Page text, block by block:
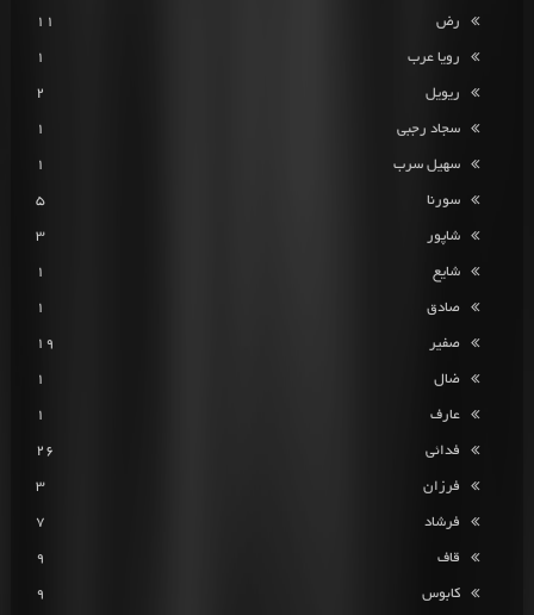
رض 11
رویا عرب 1
ریویل 2
سجاد رجبی 1
سهیل سرب 1
سورنا 5
شاپور 3
شایع 1
صادق 1
صفیر 19
ضال 1
عارف 1
فدائی 26
فرزان 3
فرشاد 7
قاف 9
کابوس 9